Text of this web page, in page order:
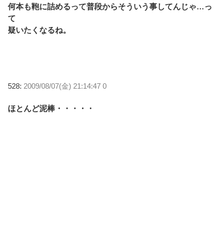
何本も鞄に詰めるって普段からそういう事してんじゃ…っ
て
疑いたくなるね。
528: 2009/08/07(金) 21:14:47 0
ほとんど泥棒・・・・・